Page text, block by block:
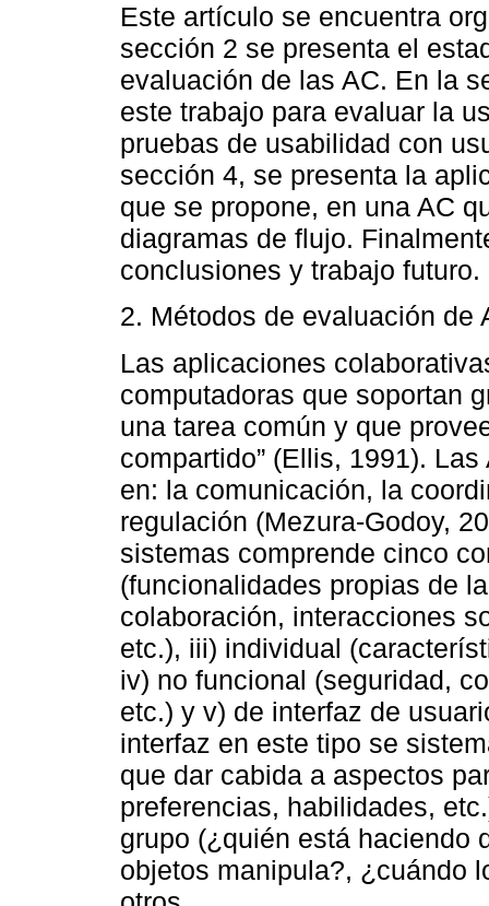
Este artículo se encuentra
sección 2 se presenta el
evaluación de las AC. En la
este trabajo para evaluar la
pruebas de usabilidad con
sección 4, se presenta la
que se propone, en una AC
diagramas de flujo.
conclusiones y trabajo futuro.
2. Métodos de evaluación de
Las aplicaciones
computadoras que soportan
una tarea común y que
compartido” (Ellis, 1991).
en: la comunicación, la
regulación (Mezura-Godoy,
sistemas comprende cinco
(funcionalidades propias de
colaboración, interacciones
etc.), iii) individual
iv) no funcional (seguridad,
etc.) y v) de interfaz de
interfaz en este tipo se
que dar cabida a aspectos
preferencias, habilidades,
grupo (¿quién está haciendo
objetos manipula?, ¿cuándo